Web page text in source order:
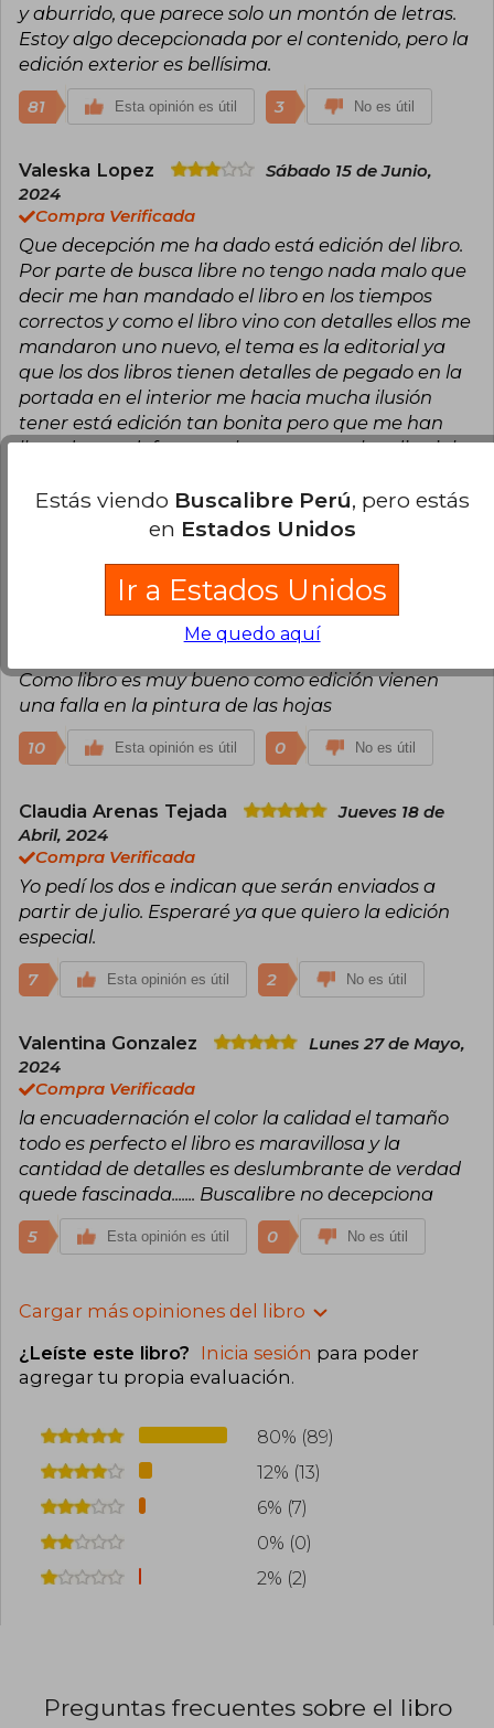
y aburrido, que parece solo un montón de letras.
Estoy algo decepcionada por el contenido, pero la
edición exterior es bellísima.
81 Esta opinión es útil 3 No es útil
Valeska Lopez
Sábado 15 de Junio,
2024
Compra Verificada
Que decepción me ha dado está edición del libro.
Por parte de busca libre no tengo nada malo que
decir me han mandado el libro en los tiempos
correctos y como el libro vino con detalles ellos me
mandaron uno nuevo, el tema es la editorial ya
que los dos libros tienen detalles de pegado en la
portada en el interior me hacia mucha ilusión
tener está edición tan bonita pero que me han
llegado con defectos, solo espero que la editorial
imprimen y arman.
Esta opinión es útil 0
Katherine Valenzuela
Martes 09 de
Como libro es muy bueno como edición vienen
una falla en la pintura de las hojas
10 Esta opinión es útil 0 No es útil
Claudia Arenas Tejada
Jueves 18 de
Abril, 2024
Compra Verificada
Yo pedí los dos e indican que serán enviados a
partir de julio. Esperaré ya que quiero la edición
especial.
7 Esta opinión es útil 2 No es útil
Valentina Gonzalez
Lunes 27 de Mayo,
2024
Compra Verificada
la encuadernación el color la calidad el tamaño
todo es perfecto el libro es maravillosa y la
cantidad de detalles es deslumbrante de verdad
quede fascinada....... Buscalibre no decepciona
5 Esta opinión es útil 0 No es útil
Cargar más opiniones del libro
¿Leíste este libro? Inicia sesión para poder
agregar tu propia evaluación.
80% (89)
12% (13)
6% (7)
0% (0)
2% (2)
Preguntas frecuentes sobre el libro
Estás viendo Buscalibre Perú, pero estás
en Estados Unidos
Ir a Estados Unidos
Me quedo aquí